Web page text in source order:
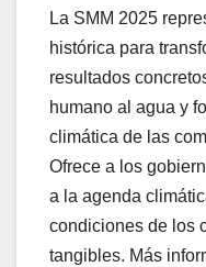
La SMM 2025
histórica para
resultados
humano al agua y
climática de las
Ofrece a los
a la agenda
condiciones de los
tangibles. Más